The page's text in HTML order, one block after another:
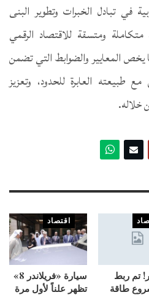
في تبادل الخبرات وتطوير البنى
ومتسقة للاقتصاد الرقمي
يخص المعايير والضوابط التي تضمن
طبيعته العابرة للحدود، وتعزيز
خلاله.
تم ربط
طاقة
اقتصاد
سيارة «فريلاندر 8»
تظهر علناً لأول مرة